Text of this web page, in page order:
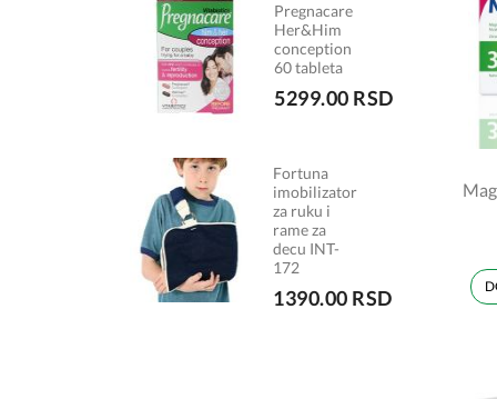
Pregnacare
Her&Him
conception
60 tableta
5299.00 RSD
Fortuna
imobilizator
za ruku i
rame za
decu INT-
172
1390.00 RSD